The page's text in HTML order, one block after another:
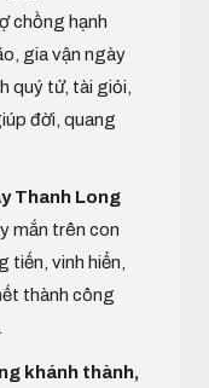
chồng hạnh
gia vận ngày
quý tử, tài giỏi,
đời, quang
Thanh Long
mắn trên con
tiến, vinh hiển,
thành công
khánh thành,